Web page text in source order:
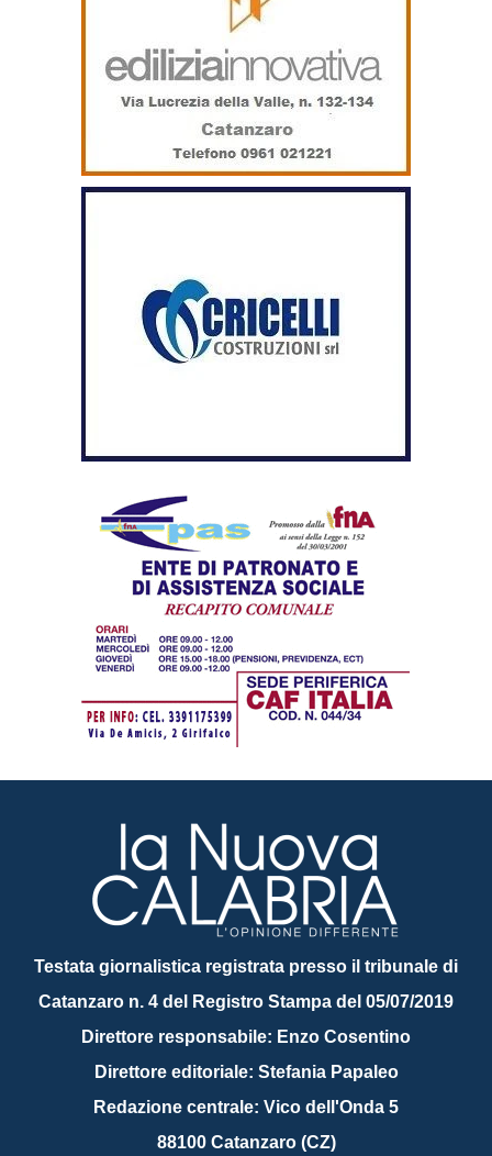
Testata giornalistica registrata presso il tribunale di
Catanzaro n. 4 del Registro Stampa del 05/07/2019
Direttore responsabile: Enzo Cosentino
Direttore editoriale: Stefania Papaleo
Redazione centrale: Vico dell'Onda 5
88100 Catanzaro (CZ)